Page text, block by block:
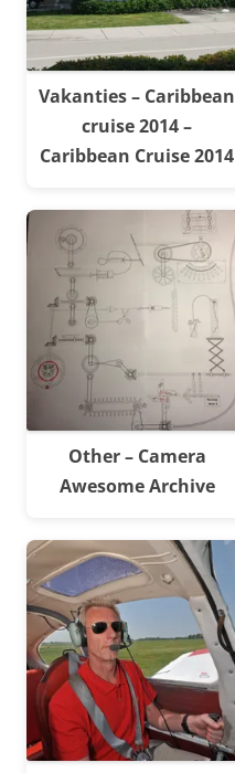
Vakanties – Caribbean
cruise 2014 –
Caribbean Cruise 2014
Other – Camera
Awesome Archive